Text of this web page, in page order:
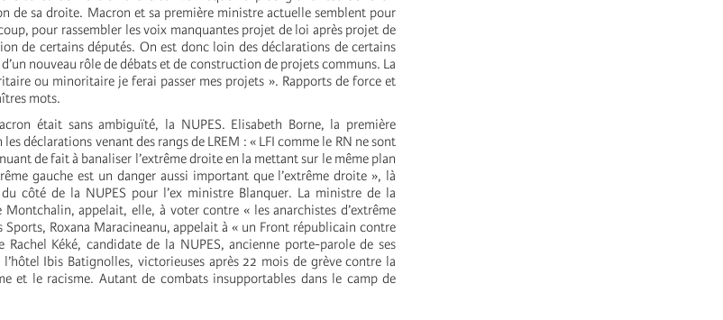
de sa droite. Macron et sa première ministre actuelle semblent pour
pour rassembler les voix manquantes projet de loi après projet de
de certains députés. On est donc loin des déclarations de certains
nouveau rôle de débats et de construction de projets communs. La
ou minoritaire je ferai passer mes projets ». Rapports de force et
mots.
était sans ambiguïté, la NUPES. Elisabeth Borne, la première
déclarations venant des rangs de LREM : « LFI comme le RN ne sont
de fait à banaliser l’extrême droite en la mettant sur le même plan
gauche est un danger aussi important que l’extrême droite », là
côté de la NUPES pour l’ex ministre Blanquer. La ministre de la
appelait, elle, à voter contre « les anarchistes d’extrême
Sports, Roxana Maracineanu, appelait à « un Front républicain contre
Rachel Kéké, candidate de la NUPES, ancienne porte-parole de ses
Ibis Batignolles, victorieuses après 22 mois de grève contre la
et le racisme. Autant de combats insupportables dans le camp de